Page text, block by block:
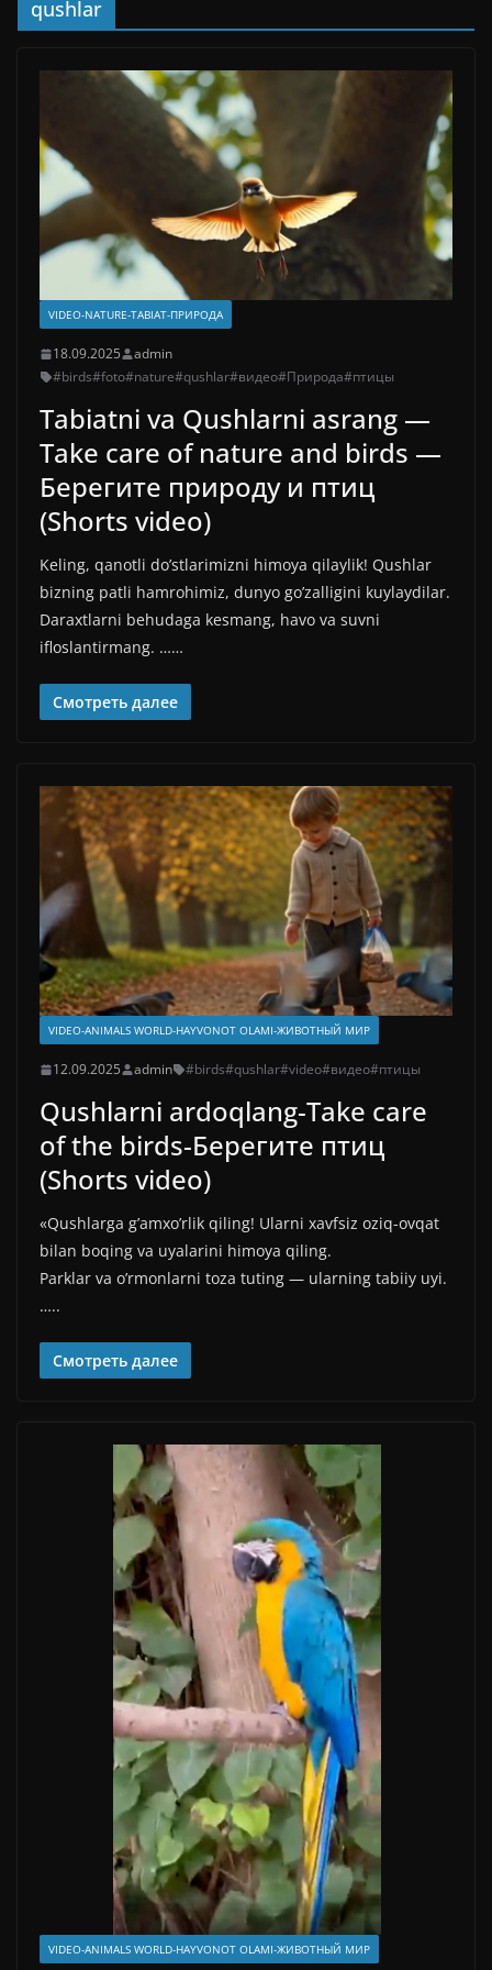
qushlar
VIDEO-NATURE-TABIAT-ПРИРОДА
18.09.2025
admin
#birds#foto#nature#qushlar#видео#Природа#птицы
Tabiatni va Qushlarni asrang —
Take care of nature and birds —
Берегите природу и птиц
(Shorts video)
Keling, qanotli do’stlarimizni himoya qilaylik! Qushlar
bizning patli hamrohimiz, dunyo go’zalligini kuylaydilar.
Daraxtlarni behudaga kesmang, havo va suvni
ifloslantirmang. ……
Смотреть далее
VIDEO-ANIMALS WORLD-HAYVONOT OLAMI-ЖИВОТНЫЙ МИР
12.09.2025 admin #birds#qushlar#video#видео#птицы
Qushlarni ardoqlang-Take care
of the birds-Берегите птиц
(Shorts video)
«Qushlarga g’amxo’rlik qiling! Ularni xavfsiz oziq-ovqat
bilan boqing va uyalarini himoya qiling.
Parklar va o’rmonlarni toza tuting — ularning tabiiy uyi.
…..
Смотреть далее
VIDEO-ANIMALS WORLD-HAYVONOT OLAMI-ЖИВОТНЫЙ МИР